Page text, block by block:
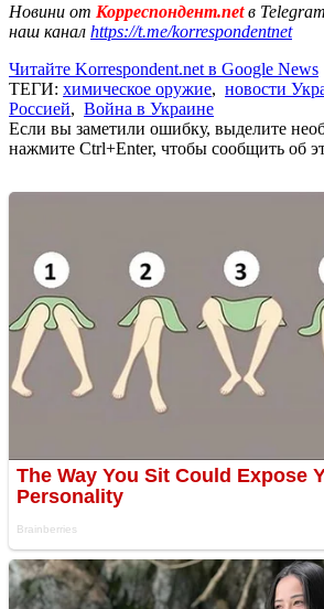
Новини от Корреспондент.netв
наш канал https://t.me/korrespondentnet
Читайте Korrespondent.net в Google News
ТЕГИ: химическое оружие, новости
Россией, Война в Украине
Если вы заметили ошибку, выделите
нажмите Ctrl+Enter, чтобы сообщить об